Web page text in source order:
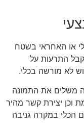
או האחראי בשטח
התרעות על
לא מורשה בכלי.
משלים את התמונה
וכן יצירת קשר מהיר
הכלי במקרה גניבה